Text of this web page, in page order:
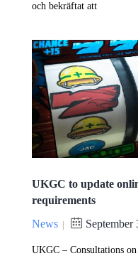
och bekräftat att
UKGC to update
requirements
News | September
UKGC – Consultations